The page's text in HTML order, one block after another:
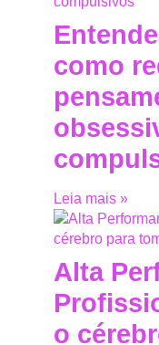
como
Leia mais »
Alta
o